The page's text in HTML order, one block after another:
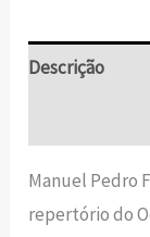
Descrição
Manuel Pedro
repertório do